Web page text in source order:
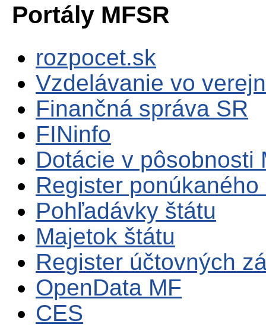
Portály MFSR
rozpocet.sk
Vzdelávanie vo
Finančná správa SR
FINinfo
Dotácie v pôsobnosti
Register
Pohľadávky štátu
Majetok štátu
Register účtovných
OpenData MF
CES